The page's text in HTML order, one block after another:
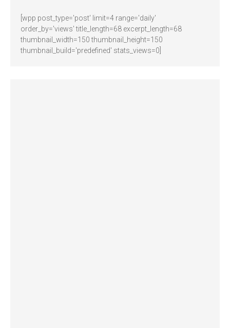
[wpp post_type='post' limit=4 range='daily'
order_by='views' title_length=68 excerpt_length=68
thumbnail_width=150 thumbnail_height=150
thumbnail_build='predefined' stats_views=0]